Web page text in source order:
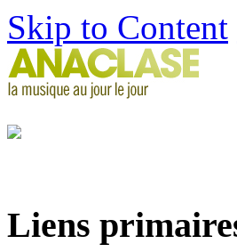
Skip to Content
Liens